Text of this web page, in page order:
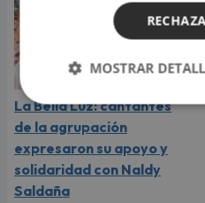
La Bella Luz: cantantes
de la agrupación
expresaron su apoyo y
solidaridad con Naldy
Saldaña
MOSTRAR